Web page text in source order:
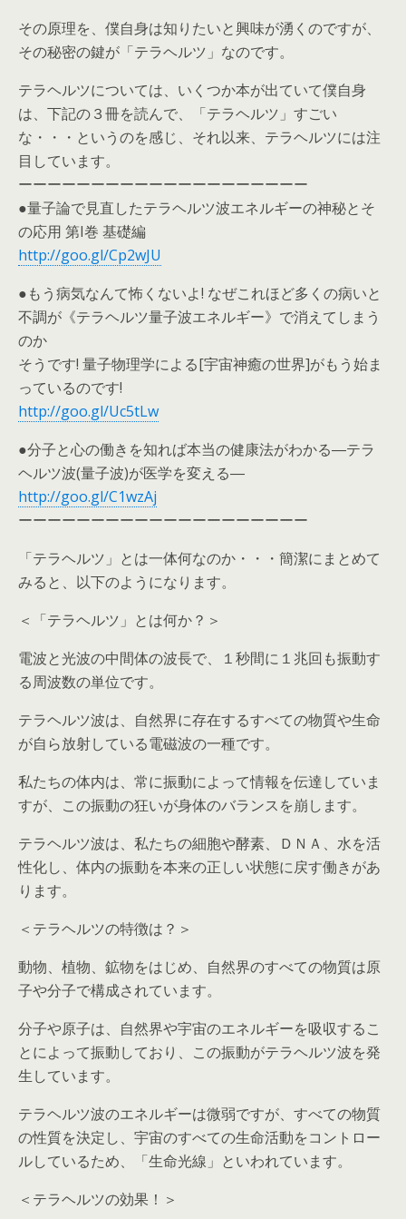
その原理を、僕自身は知りたいと興味が湧くのですが、
その秘密の鍵が「テラヘルツ」なのです。
テラヘルツについては、いくつか本が出ていて僕自身
は、下記の３冊を読んで、「テラヘルツ」すごい
な・・・というのを感じ、それ以来、テラヘルツには注
目しています。
ーーーーーーーーーーーーーーーーーーーー
●量子論で見直したテラヘルツ波エネルギーの神秘とそ
の応用 第I巻 基礎編
http://goo.gl/Cp2wJU
●もう病気なんて怖くないよ! なぜこれほど多くの病いと
不調が《テラヘルツ量子波エネルギー》で消えてしまう
のか
そうです! 量子物理学による[宇宙神癒の世界]がもう始ま
っているのです!
http://goo.gl/Uc5tLw
●分子と心の働きを知れば本当の健康法がわかる―テラ
ヘルツ波(量子波)が医学を変える―
http://goo.gl/C1wzAj
ーーーーーーーーーーーーーーーーーーーー
「テラヘルツ」とは一体何なのか・・・簡潔にまとめて
みると、以下のようになります。
＜「テラヘルツ」とは何か？＞
電波と光波の中間体の波長で、１秒間に１兆回も振動す
る周波数の単位です。
テラヘルツ波は、自然界に存在するすべての物質や生命
が自ら放射している電磁波の一種です。
私たちの体内は、常に振動によって情報を伝達していま
すが、この振動の狂いが身体のバランスを崩します。
テラヘルツ波は、私たちの細胞や酵素、ＤＮＡ、水を活
性化し、体内の振動を本来の正しい状態に戻す働きがあ
ります。
＜テラヘルツの特徴は？＞
動物、植物、鉱物をはじめ、自然界のすべての物質は原
子や分子で構成されています。
分子や原子は、自然界や宇宙のエネルギーを吸収するこ
とによって振動しており、この振動がテラヘルツ波を発
生しています。
テラヘルツ波のエネルギーは微弱ですが、すべての物質
の性質を決定し、宇宙のすべての生命活動をコントロー
ルしているため、「生命光線」といわれています。
＜テラヘルツの効果！＞